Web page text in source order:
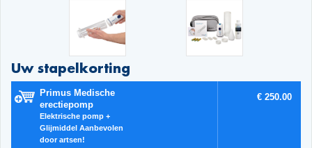
Uw stapelkorting
Primus Medische
erectiepomp
Elektrische pomp +
Glijmiddel Aanbevolen
door artsen!
€ 250.00